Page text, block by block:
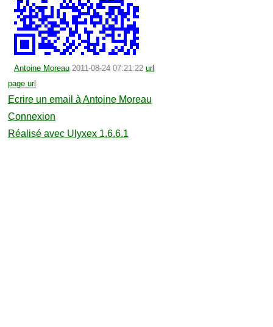
Antoine Moreau 2011-08-24 07:21:22 url
page url
Ecrire un email à Antoine Moreau
Connexion
Réalisé avec Ulyxex 1.6.6.1